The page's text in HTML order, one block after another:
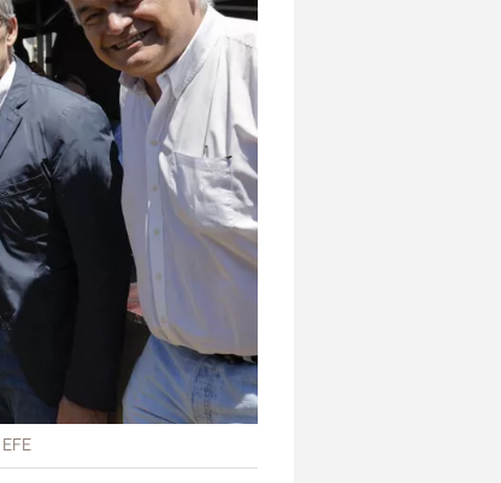
EFE